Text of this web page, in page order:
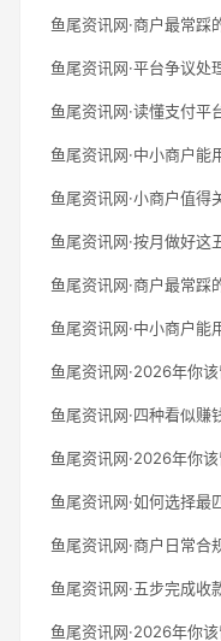
鱼尾资讯网·商户最常踩
鱼尾资讯网·平台争议处
鱼尾资讯网·读懂支付平
鱼尾资讯网·中小商户能
鱼尾资讯网·小商户值得
鱼尾资讯网·按月做好这
鱼尾资讯网·商户最常踩
鱼尾资讯网·中小商户能
鱼尾资讯网·2026年你
鱼尾资讯网·四种看似赚
鱼尾资讯网·2026年你
鱼尾资讯网·如何选择最
鱼尾资讯网·商户日常合
鱼尾资讯网·五步完成收
鱼尾资讯网·2026年你